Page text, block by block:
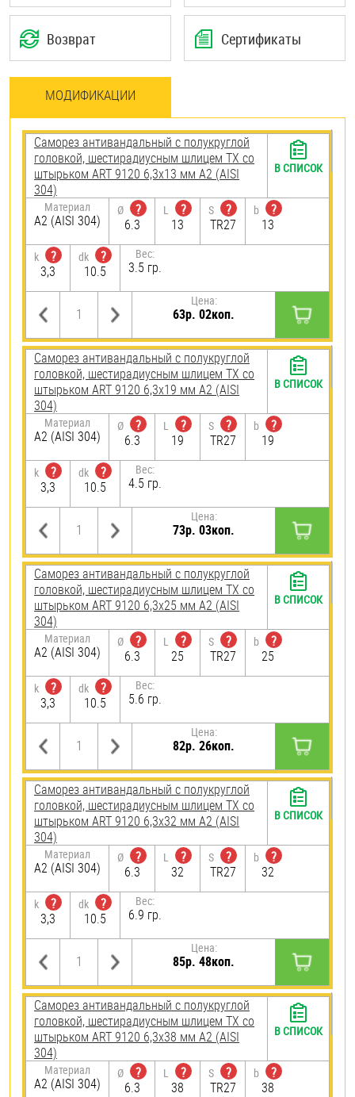
Возврат Сертификаты
МОДИФИКАЦИИ
Саморез антивандальный с полукруглой
головкой, шестирадиусным шлицем TX со
штырьком ART 9120 6,3х13 мм А2 (AISI
304)
Материал
А2 (AISI 304)
Ø
?
6.3
L
?
13
S
?
TR27
b
?
13
k
?
3,3
dk
?
10.5
Вес:
3.5 гр.
Цена:
63р. 02коп.
В СПИСОК
Саморез антивандальный с полукруглой
головкой, шестирадиусным шлицем TX со
штырьком ART 9120 6,3х19 мм А2 (AISI
304)
Материал
А2 (AISI 304)
Ø
?
6.3
L
?
19
S
?
TR27
b
?
19
k
?
3,3
dk
?
10.5
Вес:
4.5 гр.
Цена:
73р. 03коп.
В СПИСОК
Саморез антивандальный с полукруглой
головкой, шестирадиусным шлицем TX со
штырьком ART 9120 6,3х25 мм А2 (AISI
304)
Материал
А2 (AISI 304)
Ø
?
6.3
L
?
25
S
?
TR27
b
?
25
k
?
3,3
dk
?
10.5
Вес:
5.6 гр.
Цена:
82р. 26коп.
В СПИСОК
Саморез антивандальный с полукруглой
головкой, шестирадиусным шлицем TX со
штырьком ART 9120 6,3х32 мм А2 (AISI
304)
Материал
А2 (AISI 304)
Ø
?
6.3
L
?
32
S
?
TR27
b
?
32
k
?
3,3
dk
?
10.5
Вес:
6.9 гр.
Цена:
85р. 48коп.
В СПИСОК
Саморез антивандальный с полукруглой
головкой, шестирадиусным шлицем TX со
штырьком ART 9120 6,3х38 мм А2 (AISI
304)
Материал
А2 (AISI 304)
Ø
?
6.3
L
?
38
S
?
TR27
b
?
38
В СПИСОК